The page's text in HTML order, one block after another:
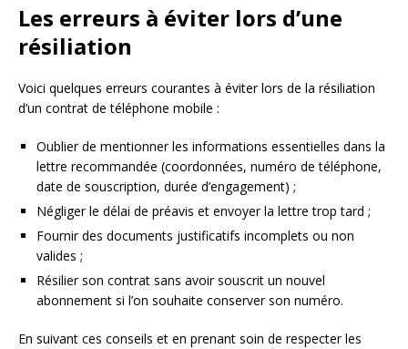
Les erreurs à éviter lors d’une
résiliation
Voici quelques erreurs courantes à éviter lors de la résiliation
d’un contrat de téléphone mobile :
Oublier de mentionner les informations essentielles dans la
lettre recommandée (coordonnées, numéro de téléphone,
date de souscription, durée d’engagement) ;
Négliger le délai de préavis et envoyer la lettre trop tard ;
Fournir des documents justificatifs incomplets ou non
valides ;
Résilier son contrat sans avoir souscrit un nouvel
abonnement si l’on souhaite conserver son numéro.
En suivant ces conseils et en prenant soin de respecter les